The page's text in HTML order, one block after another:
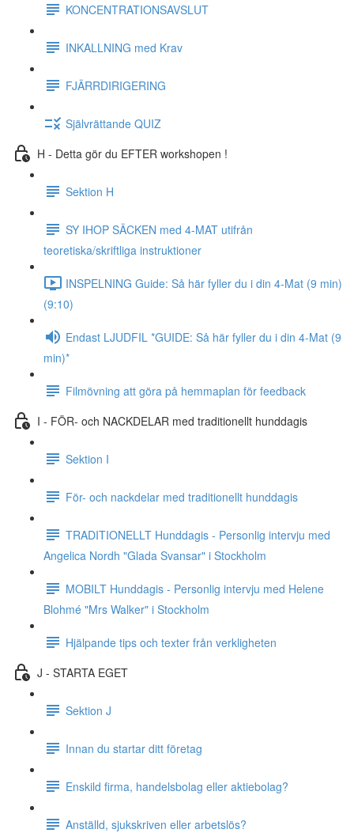
KONCENTRATIONSAVSLUT
INKALLNING med Krav
FJÄRRDIRIGERING
Självrättande QUIZ
H - Detta gör du EFTER workshopen !
Sektion H
SY IHOP SÄCKEN med 4-MAT utifrån
teoretiska/skriftliga instruktioner
INSPELNING Guide: Så här fyller du i din 4-Mat (9 min)
(9:10)
Endast LJUDFIL *GUIDE: Så här fyller du i din 4-Mat (9
min)*
Filmövning att göra på hemmaplan för feedback
I - FÖR- och NACKDELAR med traditionellt hunddagis
Sektion I
För- och nackdelar med traditionellt hunddagis
TRADITIONELLT Hunddagis - Personlig intervju med
Angelica Nordh "Glada Svansar" i Stockholm
MOBILT Hunddagis - Personlig intervju med Helene
Blohmé "Mrs Walker" i Stockholm
Hjälpande tips och texter från verkligheten
J - STARTA EGET
Sektion J
Innan du startar ditt företag
Enskild firma, handelsbolag eller aktiebolag?
Anställd, sjukskriven eller arbetslös?